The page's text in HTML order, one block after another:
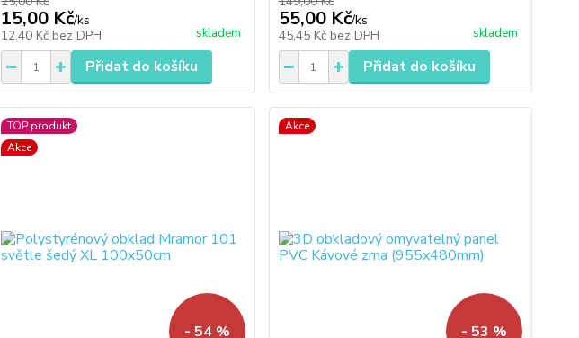
15,00 Kč/ks
12,40 Kč bez DPH skladem
Přidat do košíku
55,00 Kč/ks
45,45 Kč bez DPH skladem
Přidat do košíku
TOP produkt
Akce
- 54 %
Akce
- 53 %